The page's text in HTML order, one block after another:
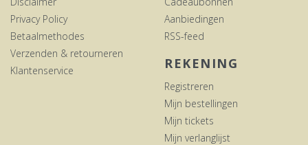
Privacy Policy
Betaalmethodes
Verzenden & retourneren
Klantenservice
Aanbiedingen
RSS-feed
REKENING
Registreren
Mijn bestellingen
Mijn tickets
Mijn verlanglijst